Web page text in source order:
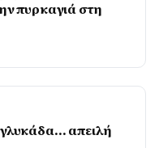
πυρκαγιά στη
απειλή